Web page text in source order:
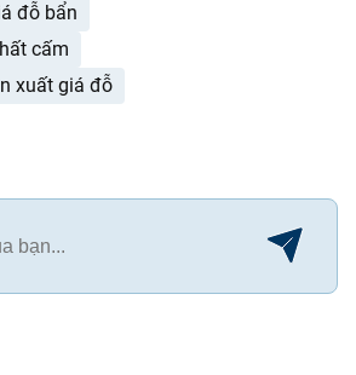
đỗ bẩn
cấm
xuất giá đỗ